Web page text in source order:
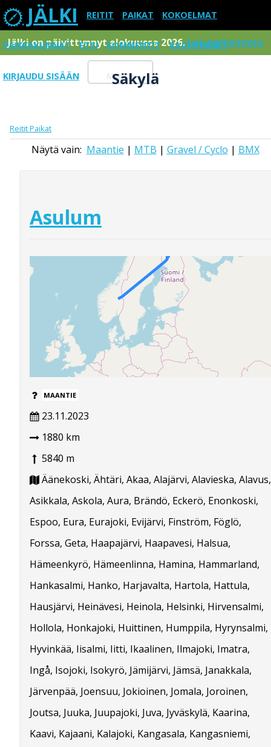
JÄLKI REITIT PAIKAT KOKOELMAT
PAIKKAKUNNAT ETSI KOMMENTIT RAJOITUKSET
KIRJAUDU SISÄÄN Menu
Jälki on päivittynnyt elokuussa 2026.Lue tarkemmin
Säkylä
ReititPaikat
Näytä vain: Maantie | MTB | Gravel / Cyclo | BMX
Asulum
MAANTIE
23.11.2023
1880 km
5840 m
Äänekoski, Ähtäri, Akaa, Alajärvi, Alavieska, Alavus,
Asikkala, Askola, Aura, Brändö, Eckerö, Enonkoski,
Espoo, Eura, Eurajoki, Evijärvi, Finström, Föglö,
Forssa, Geta, Haapajärvi, Haapavesi, Halsua,
Hämeenkyrö, Hämeenlinna, Hamina, Hammarland,
Hankasalmi, Hanko, Harjavalta, Hartola, Hattula,
Hausjärvi, Heinävesi, Heinola, Helsinki, Hirvensalmi,
Hollola, Honkajoki, Huittinen, Humppila, Hyrynsalmi,
Hyvinkää, Iisalmi, Iitti, Ikaalinen, Ilmajoki, Imatra,
Ingå, Isojoki, Isokyrö, Jämijärvi, Jämsä, Janakkala,
Järvenpää, Joensuu, Jokioinen, Jomala, Joroinen,
Joutsa, Juuka, Juupajoki, Juva, Jyväskylä, Kaarina,
Kaavi, Kajaani, Kalajoki, Kangasala, Kangasniemi,